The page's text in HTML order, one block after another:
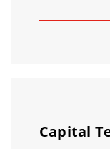
Capital